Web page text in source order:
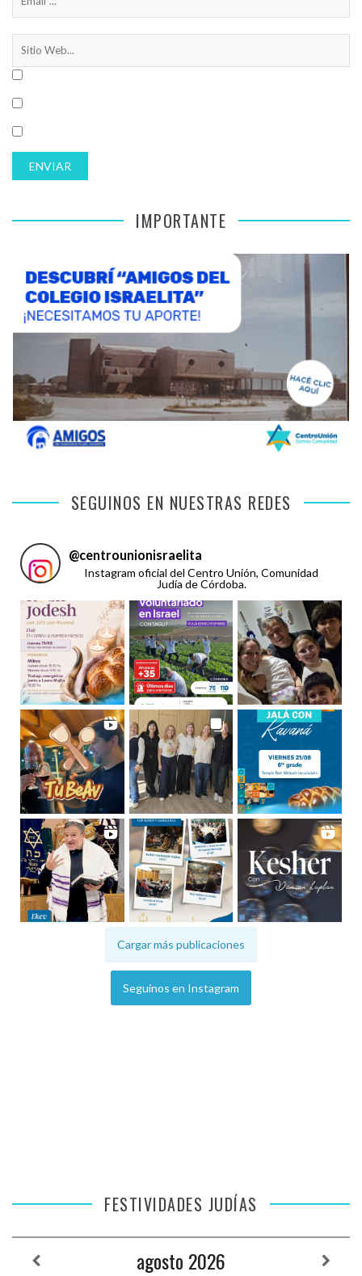
IMPORTANTE
SEGUINOS EN NUESTRAS REDES
@centrounionisraelita
Instagram oficial del Centro Unión, Comunidad
Judía de Córdoba.
Cargar más publicaciones
Seguinos en Instagram
FESTIVIDADES JUDÍAS
agosto 2026